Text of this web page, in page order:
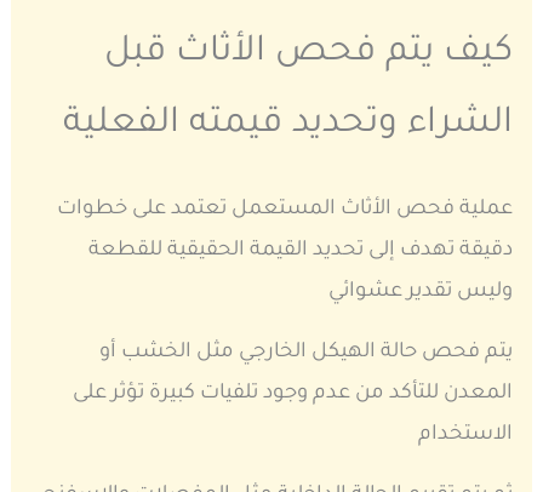
كيف يتم فحص الأثاث قبل
الشراء وتحديد قيمته الفعلية
عملية فحص الأثاث المستعمل تعتمد على خطوات
دقيقة تهدف إلى تحديد القيمة الحقيقية للقطعة
وليس تقدير عشوائي
يتم فحص حالة الهيكل الخارجي مثل الخشب أو
المعدن للتأكد من عدم وجود تلفيات كبيرة تؤثر على
الاستخدام